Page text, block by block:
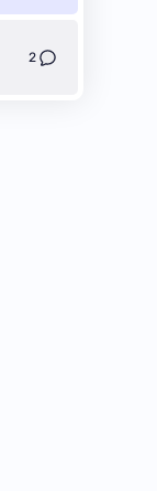
2